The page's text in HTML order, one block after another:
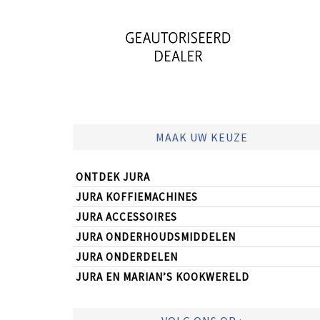
MAAK UW KEUZE
ONTDEK JURA
JURA KOFFIEMACHINES
JURA ACCESSOIRES
JURA ONDERHOUDSMIDDELEN
JURA ONDERDELEN
JURA EN MARIAN’S KOOKWERELD